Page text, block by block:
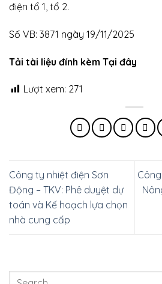
điện tổ 1, tổ 2.
Số VB: 3871 ngày 19/11/2025
Tải tài liệu đính kèm Tại đây
Lượt xem: 271
Công ty nhiệt điện Sơn
Động – TKV: Phê duyệt dự
toán và Kế hoạch lựa chọn
nhà cung cấp